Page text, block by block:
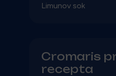
Limunov sok
Cromaris
recepta